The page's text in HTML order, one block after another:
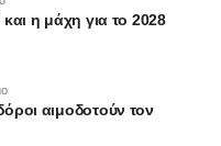
η μάχη για το 2028
αιμοδοτούν τον